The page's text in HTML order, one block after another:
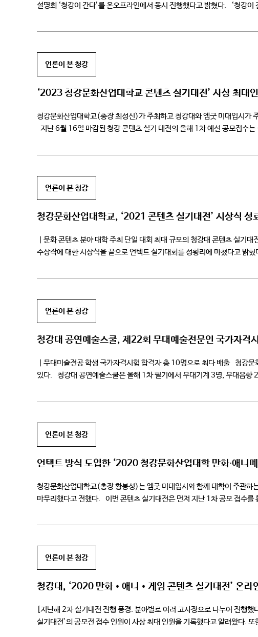
설명회 ‘청강이 간다’를 온오프라인에서 동시 진행했다고 밝혔다. ‘청강
언론이 본 청강
‘2023 청강문화산업대학교 콘텐츠 실기대전’ 사상 최대
청강문화산업대학교(총장 최성신)가 주최하고 청강대와 엠굿 미대입시가
지난 6월 16일 마감된 청강 콘텐츠 실기 대전의 올해 1차 예선 공모접수
언론이 본 청강
청강문화산업대학교, ‘2021 콘텐츠 실기대전’ 시상식 성
ㅣ문화 콘텐츠 분야 대학 주최 단일 대회 최대 규모의 청강대 콘텐츠 실
수상작에 대한 시상식을 끝으로 언텍트 실기대회를 성황리에 마쳤다고 밝
언론이 본 청강
청강대 공연예술스쿨, 제22회 무대예술전문인 국가자격
ㅣ무대미술전공 학생 국가자격시험 합격자 총 10명으로 최다 배출 청강
있다. 청강대 공연예술스쿨은 올해 1차 필기에서 무대기계 3명, 무대음향
언론이 본 청강
언택트 방식 도입한 ‘2020 청강문화산업대학 만화∙애니
청강문화산업대학교(총장 황봉성)는 엠굿 미대입시와 함께 대학이 주관하
마무리했다고 전했다. 이번 콘텐츠 실기대전은 먼저 지난 1차 공모 접수
언론이 본 청강
청강대, ‘2020 만화•애니•게임 콘텐츠 실기대전’ 온라
[지난해 2차 실기대전 진행 풍경. 분야별로 여러 고사장으로 나누어 진
실기대전’의 공모전 접수 인원이 사상 최대 인원을 기록했다고 알려왔다.